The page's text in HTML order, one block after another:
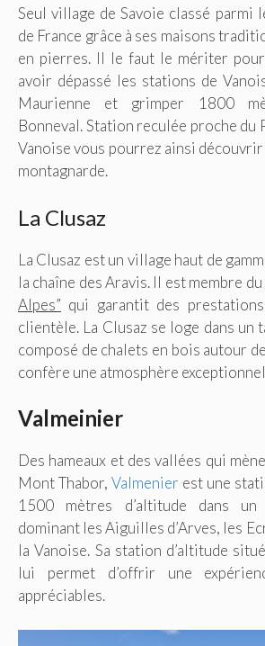
Seul village de Savoie classé parmi
de France grâce à ses maisons
en pierres. Il le faut le mériter pour
avoir dépassé les stations de
Maurienne et grimper 1800
Bonneval. Station reculée proche du
Vanoise vous pourrez ainsi
montagnarde.
La Clusaz
La Clusaz est un village haut de
la chaîne des Aravis. Il est membre du
Alpes” qui garantit des
clientèle. La Clusaz se loge dans un
composé de chalets en bois autour
confère une atmosphère
Valmeinier
Des hameaux et des vallées qui
Mont Thabor, Valmenier est une
1500 mètres d’altitude dans un
dominant les Aiguilles d’Arves, les
la Vanoise. Sa station d’altitude
lui permet d’offrir une
appréciables.